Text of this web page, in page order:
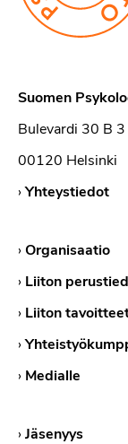
Suomen
Bulevardi 30 B 3
00120 Helsinki
›Yhteystiedot
›Organisaatio
› Liiton
› Liiton
›
› Medialle
›Jäsenyys